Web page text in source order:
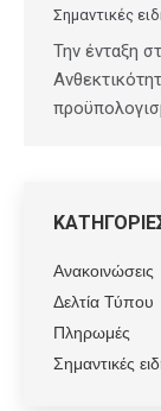
Σημαντικές
Την ένταξη
Ανακοινώσεις
Δελτία Τύπου
Πληρωμές
Σημαντικές